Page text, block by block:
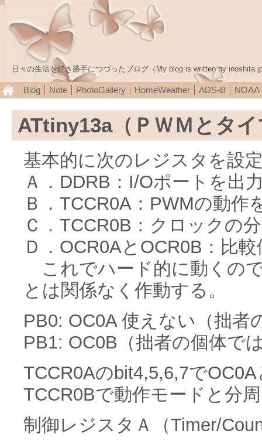
日々の生活を好き勝手につづったブログ（My blog is written by
Blog Note PhotoGallery HomeWeather ADS-B NOAA
ATtiny13a（ＰＷＭとタ
基本的に次のレジスタを設
Ａ．DDRB：I/Oポートを出
Ｂ．TCCR0A：PWMの動作
Ｃ．TCCR0B：クロックの
Ｄ．OCR0AとOCR0B：比
これでハード的に動くの
とは関係なく作動する。
PB0: OC0A 使えない（拙者
PB1: OC0B（拙者の個体で
TCCR0Aのbit4,5,6,7で
TCCR0Bで動作モードと分
制御レジスタＡ（Timer/